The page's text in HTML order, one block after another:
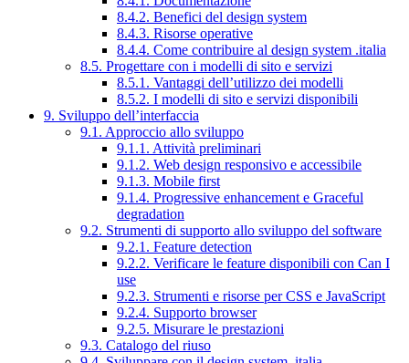
8.4.2. Benefici del design system
8.4.3. Risorse operative
8.4.4. Come contribuire al design system .italia
8.5. Progettare con i modelli di sito e servizi
8.5.1. Vantaggi dell’utilizzo dei modelli
8.5.2. I modelli di sito e servizi disponibili
9. Sviluppo dell’interfaccia
9.1. Approccio allo sviluppo
9.1.1. Attività preliminari
9.1.2. Web design responsivo e accessibile
9.1.3. Mobile first
9.1.4. Progressive enhancement e Graceful
degradation
9.2. Strumenti di supporto allo sviluppo del software
9.2.1. Feature detection
9.2.2. Verificare le feature disponibili con Can I
use
9.2.3. Strumenti e risorse per CSS e JavaScript
9.2.4. Supporto browser
9.2.5. Misurare le prestazioni
9.3. Catalogo del riuso